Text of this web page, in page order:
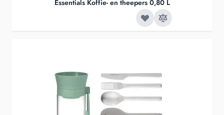
Essentials Koffie- en theepers 0,80 L